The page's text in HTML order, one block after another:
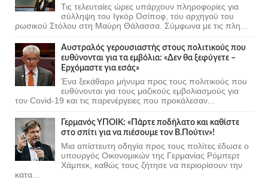
Τις τελευταίες ώρες υπάρχουν πληροφορίες για
σύλληψη του Ιγκόρ Οσίποφ, του αρχηγού του
ρωσικού Στόλου στη Μαύρη Θάλασσα. Σύμφωνα με τις πλη...
Αυστραλός γερουσιαστής στους πολιτικούς που
ευθύνονται για τα εμβόλια: «Δεν θα ξεφύγετε –
Ερχόμαστε για εσάς»
Ένα ξεκάθαρο μήνυμα προς τους πολιτικούς που
ευθύνονται για τους μαζικούς εμβολιασμούς για
τον Covid-19 και τις παρενέργειες που προκάλεσαν...
Γερμανός ΥΠΟΙΚ: «Πάρτε ποδήλατο και καθίστε
στο σπίτι για να πιέσουμε τον Β.Πούτιν»!
Μια απίστευτη οδηγία προς τους πολίτες έδωσε ο
υπουργός Οικονομικών της Γερμανίας Ρόμπερτ
Χάμπεκ, καθώς τους ζήτησε να περιορίσουν την
κατα...